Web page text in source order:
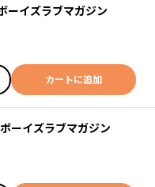
イズラブマガジン
カートに追加
イズラブマガジン